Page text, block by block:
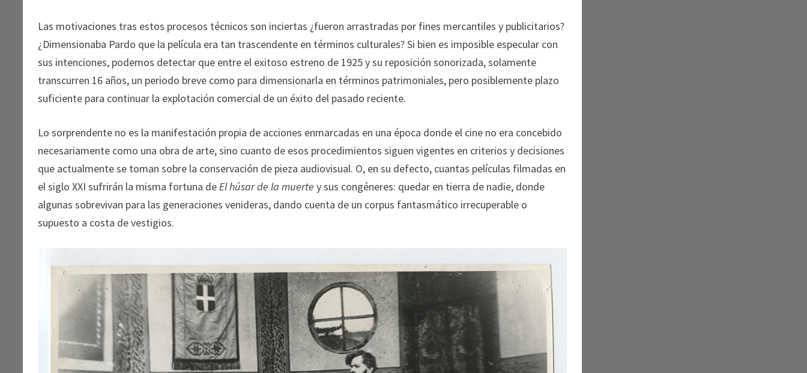
Las motivaciones tras estos procesos técnicos son inciertas ¿fueron arrastradas por fines mercantiles y publicitarios?
¿Dimensionaba Pardo que la película era tan trascendente en términos culturales? Si bien es imposible especular con
sus intenciones, podemos detectar que entre el exitoso estreno de 1925 y su reposición sonorizada, solamente
transcurren 16 años, un periodo breve como para dimensionarla en términos patrimoniales, pero posiblemente plazo
suficiente para continuar la explotación comercial de un éxito del pasado reciente.
Lo sorprendente no es la manifestación propia de acciones enmarcadas en una época donde el cine no era concebido
necesariamente como una obra de arte, sino cuanto de esos procedimientos siguen vigentes en criterios y decisiones
que actualmente se toman sobre la conservación de pieza audiovisual. O, en su defecto, cuantas películas filmadas en
el siglo XXI sufrirán la misma fortuna deEl húsar de la muerte y sus congéneres: quedar en tierra de nadie, donde
algunas sobrevivan para las generaciones venideras, dando cuenta de un corpus fantasmático irrecuperable o
supuesto a costa de vestigios.